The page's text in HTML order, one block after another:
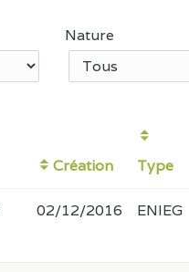
Nature
Création Type
02/12/2016 ENIEG